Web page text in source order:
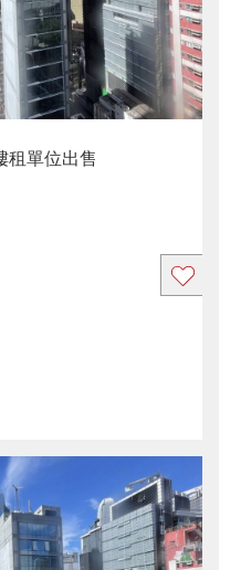
租單位出售